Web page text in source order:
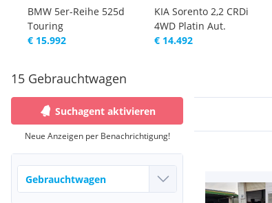
BMW 5er-Reihe 525d
Touring
€ 15.992
KIA Sorento 2,2 CRDi
4WD Platin Aut.
€ 14.492
15 Gebrauchtwagen
Suchagent aktivieren
Neue Anzeigen per Benachrichtigung!